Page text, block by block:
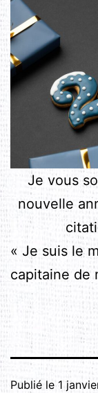
Je vous
nouvelle
« Je suis le
capitaine de
Publié le1